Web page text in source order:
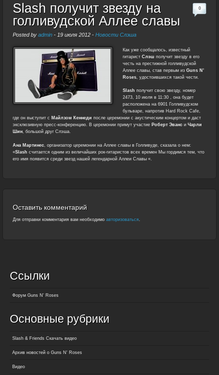
Slash получит звезду на
голливудской Аллее славы
Posted by admin - 19 июля 2012 - Новости Слэша
0
Как уже сообщалось, известный
гитарист Слэш получит звезду в его
честь на престижной голливудской
Аллее славы, став первым из Guns N’
Roses , удостоившихся такой чести.
Slash получит свою звезду, номер
2473, 10 июля в 11:30 , она будет
расположена на 6901 Голливудском
бульваре, напротив Hard Rock Cafe,
где он выступит с Майлзом Кеннеди после церемонии с акустическим концертом и даст
эксклюзивную пресс-конференцию. В церемонии примут участие Роберт Эванс и Чарли
Шин, большой друг Слэша.
Ана Мартинес , организатор церемонии на Аллее славы в Голливуде, сказала о нем:
«Slash считается одним из величайших рок-гитаристов всех времен Мы гордимся тем, что
его имя появится среди звезд нашей легендарной Аллеи Славы «.
Оставить комментарий
Для отправки комментария вам необходимо авторизоваться.
Ссылки
Форум Guns N' Roses
Основные рубрики
Slash & Friends Скачать видео
Архив новостей о Guns N' Roses
Видео